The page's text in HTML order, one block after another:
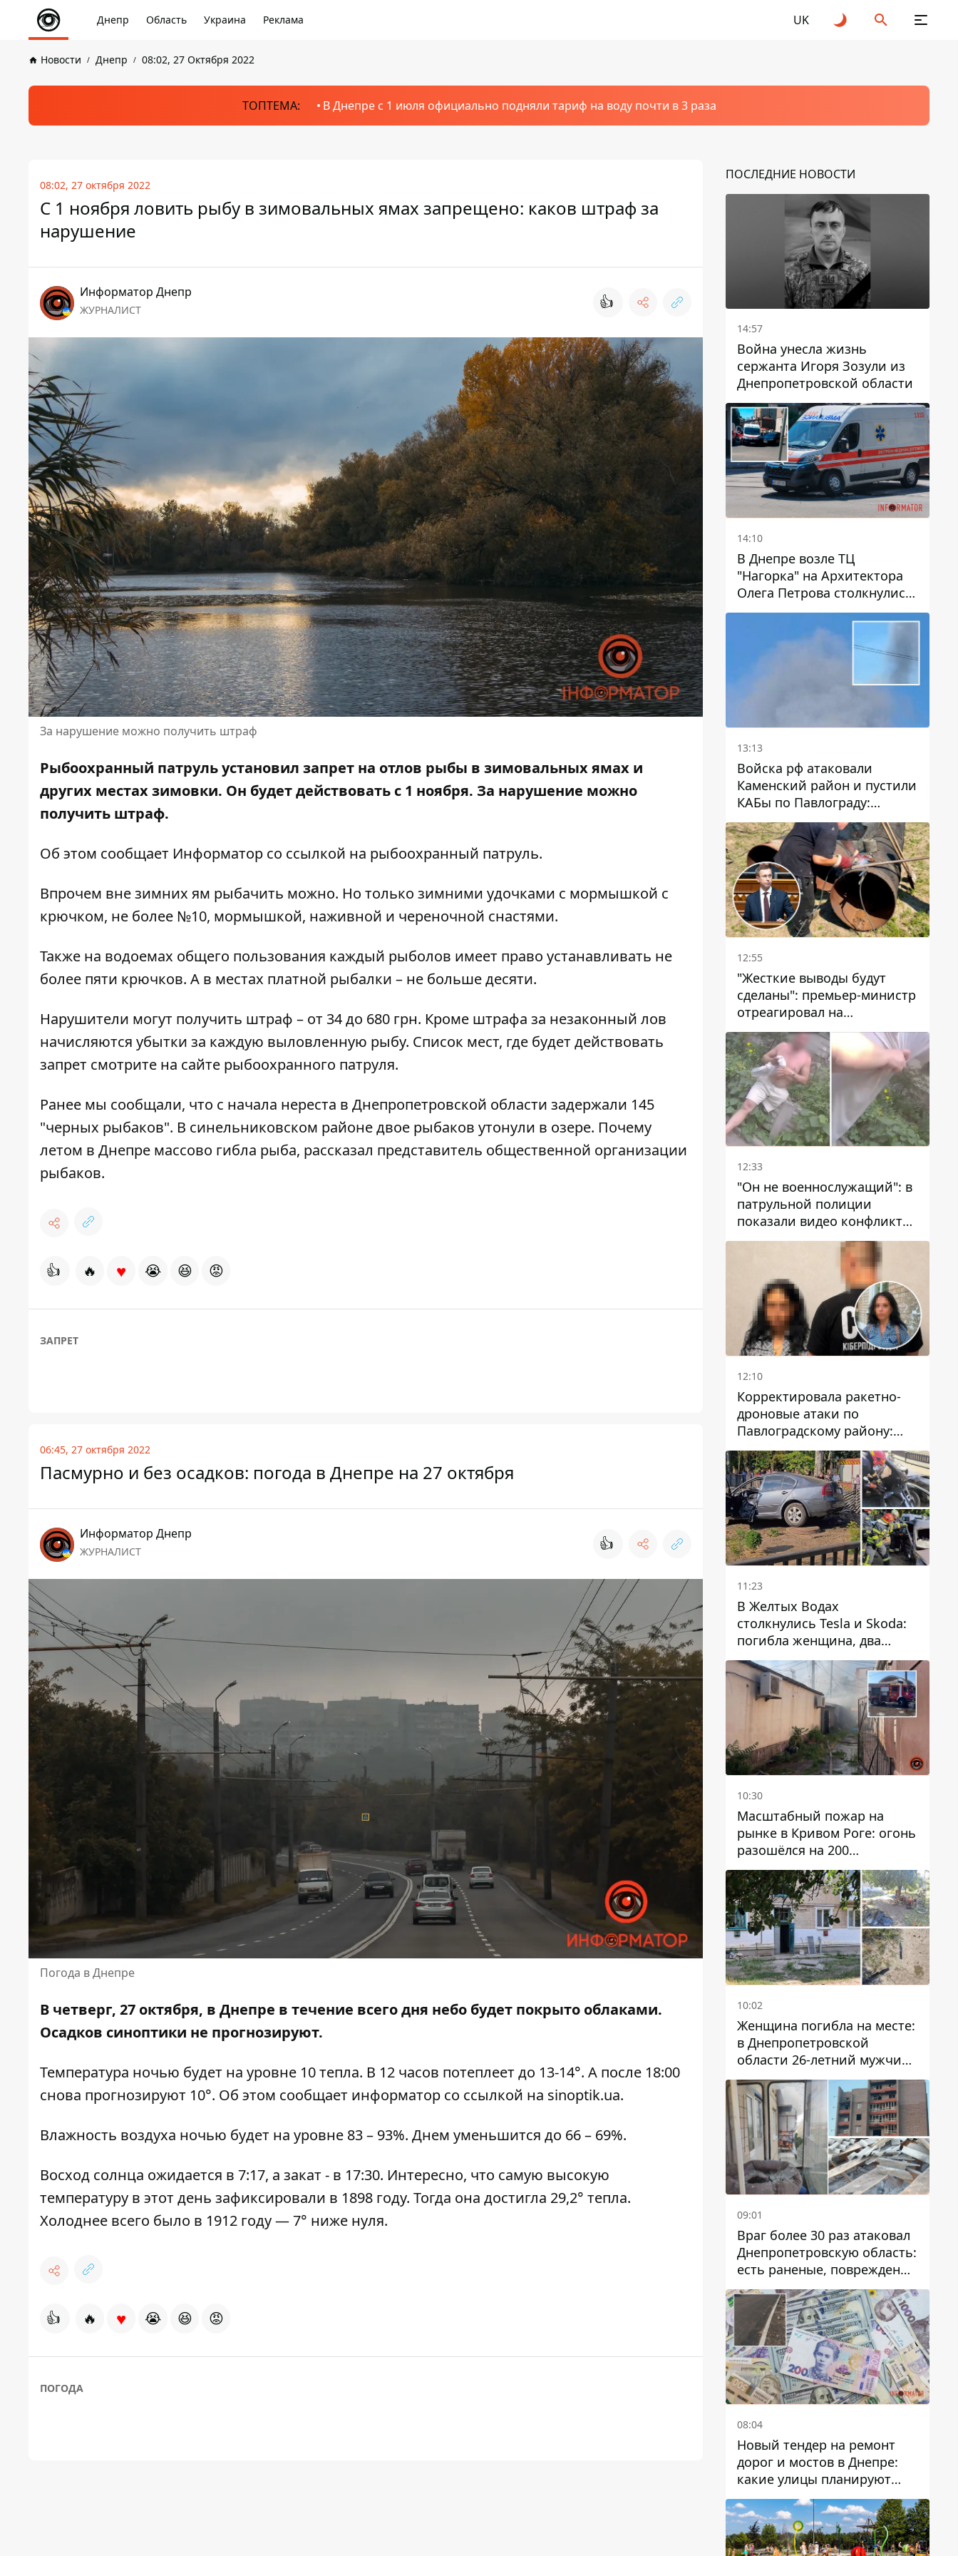
Днепр Область Украина Реклама UK
Новости Днепр 08:02, 27 Октября 2022
ТОПТЕМА: В Днепре с 1 июля официально подняли тариф на воду почти в 3 раза
08:02, 27 октября 2022
С 1 ноября ловить рыбу в зимовальных ямах запрещено: каков штраф за
нарушение
Информатор Днепр
ЖУРНАЛИСТ 👍
За нарушение можно получить штраф
Рыбоохранный патруль установил запрет на отлов рыбы в зимовальных ямах и
других местах зимовки. Он будет действовать с 1 ноября. За нарушение можно
получить штраф.
Об этом сообщает Информатор со ссылкой на рыбоохранный патруль.
Впрочем вне зимних ям рыбачить можно. Но только зимними удочками с мормышкой с
крючком, не более №10, мормышкой, наживной и череночной снастями.
Также на водоемах общего пользования каждый рыболов имеет право устанавливать не
более пяти крючков. А в местах платной рыбалки – не больше десяти.
Нарушители могут получить штраф – от 34 до 680 грн. Кроме штрафа за незаконный лов
начисляются убытки за каждую выловленную рыбу. Список мест, где будет действовать
запрет смотрите на сайте рыбоохранного патруля.
Ранее мы сообщали, что с начала нереста в Днепропетровской области задержали 145
"черных рыбаков". В синельниковском районе двое рыбаков утонули в озере. Почему
летом в Днепре массово гибла рыба, рассказал представитель общественной организации
рыбаков.
👍 🔥 ♥ 😭 😆 😡
ЗАПРЕТ
06:45, 27 октября 2022
Пасмурно и без осадков: погода в Днепре на 27 октября
Информатор Днепр
ЖУРНАЛИСТ 👍
Погода в Днепре
В четверг, 27 октября, в Днепре в течение всего дня небо будет покрыто облаками.
Осадков синоптики не прогнозируют.
Температура ночью будет на уровне 10 тепла. В 12 часов потеплеет до 13-14°. А после 18:00
снова прогнозируют 10°. Об этом сообщает информатор со ссылкой на sinoptik.ua.
Влажность воздуха ночью будет на уровне 83 – 93%. Днем уменьшится до 66 – 69%.
Восход солнца ожидается в 7:17, а закат - в 17:30. Интересно, что самую высокую
температуру в этот день зафиксировали в 1898 году. Тогда она достигла 29,2° тепла.
Холоднее всего было в 1912 году — 7° ниже нуля.
👍 🔥 ♥ 😭 😆 😡
ПОГОДА
ПОСЛЕДНИЕ НОВОСТИ
14:57
Война унесла жизнь
сержанта Игоря Зозули из
Днепропетровской области
14:10
В Днепре возле ТЦ
"Нагорка" на Архитектора
Олега Петрова столкнулись
"скорая" и Toyota: трамваи
№5 задерживаются
13:13
Войска рф атаковали
Каменский район и пустили
КАБы по Павлограду:
пострадал мужчина, в небо
поднимается столб дыма
12:55
"Жесткие выводы будут
сделаны": премьер-министр
отреагировал на
несколькодневное
отсутствие воды в Марганце
12:33
"Он не военнослужащий": в
патрульной полиции
показали видео конфликта
с мужчиной без ноги на
проспекте Поля в Днепре
12:10
Корректировала ракетно-
дроновые атаки по
Павлоградскому району:
задержали вражескую
агентку
11:23
В Желтых Водах
столкнулись Tesla и Skoda:
погибла женщина, два
человека пострадали
10:30
Масштабный пожар на
рынке в Кривом Роге: огонь
разошёлся на 200
квадратных метров
10:02
Женщина погибла на месте:
в Днепропетровской
области 26-летний мужчина
избил трех человек
металлическим предметом
09:01
Враг более 30 раз атаковал
Днепропетровскую область:
есть раненые, повреждены
лицей, дома и предприятия
08:04
Новый тендер на ремонт
дорог и мостов в Днепре:
какие улицы планируют
обновить и сколько
десятков миллионов гривен
на это хотят потратить